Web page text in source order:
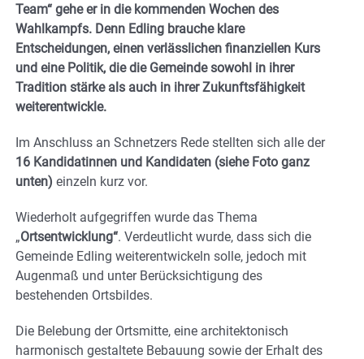
Team“ gehe er in die kommenden Wochen des
Wahlkampfs. Denn Edling brauche klare
Entscheidungen, einen verlässlichen finanziellen Kurs
und eine Politik, die die Gemeinde sowohl in ihrer
Tradition stärke als auch in ihrer Zukunftsfähigkeit
weiterentwickle.
Im Anschluss an Schnetzers Rede stellten sich alle der
16 Kandidatinnen und Kandidaten (siehe Foto ganz
unten) einzeln kurz vor.
Wiederholt aufgegriffen wurde das Thema
„Ortsentwicklung“. Verdeutlicht wurde, dass sich die
Gemeinde Edling weiterentwickeln solle, jedoch mit
Augenmaß und unter Berücksichtigung des
bestehenden Ortsbildes.
Die Belebung der Ortsmitte, eine architektonisch
harmonisch gestaltete Bebauung sowie der Erhalt des